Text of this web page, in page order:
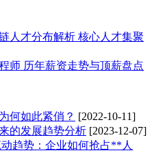
人才分布解析 核心人才集聚
师 历年薪资走势与顶薪盘点
何如此紧俏？ [2022-10-11]
的发展趋势分析 [2023-12-07]
趋势：企业如何抢占**人